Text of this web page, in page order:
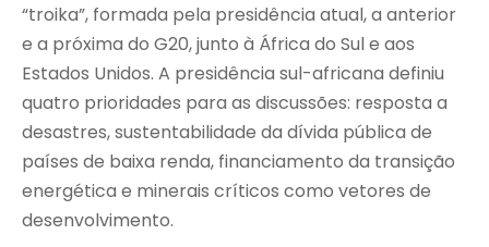
“troika”, formada pela presidência atual, a anterior
e a próxima do G20, junto à África do Sul e aos
Estados Unidos. A presidência sul-africana definiu
quatro prioridades para as discussões: resposta a
desastres, sustentabilidade da dívida pública de
países de baixa renda, financiamento da transição
energética e minerais críticos como vetores de
desenvolvimento.